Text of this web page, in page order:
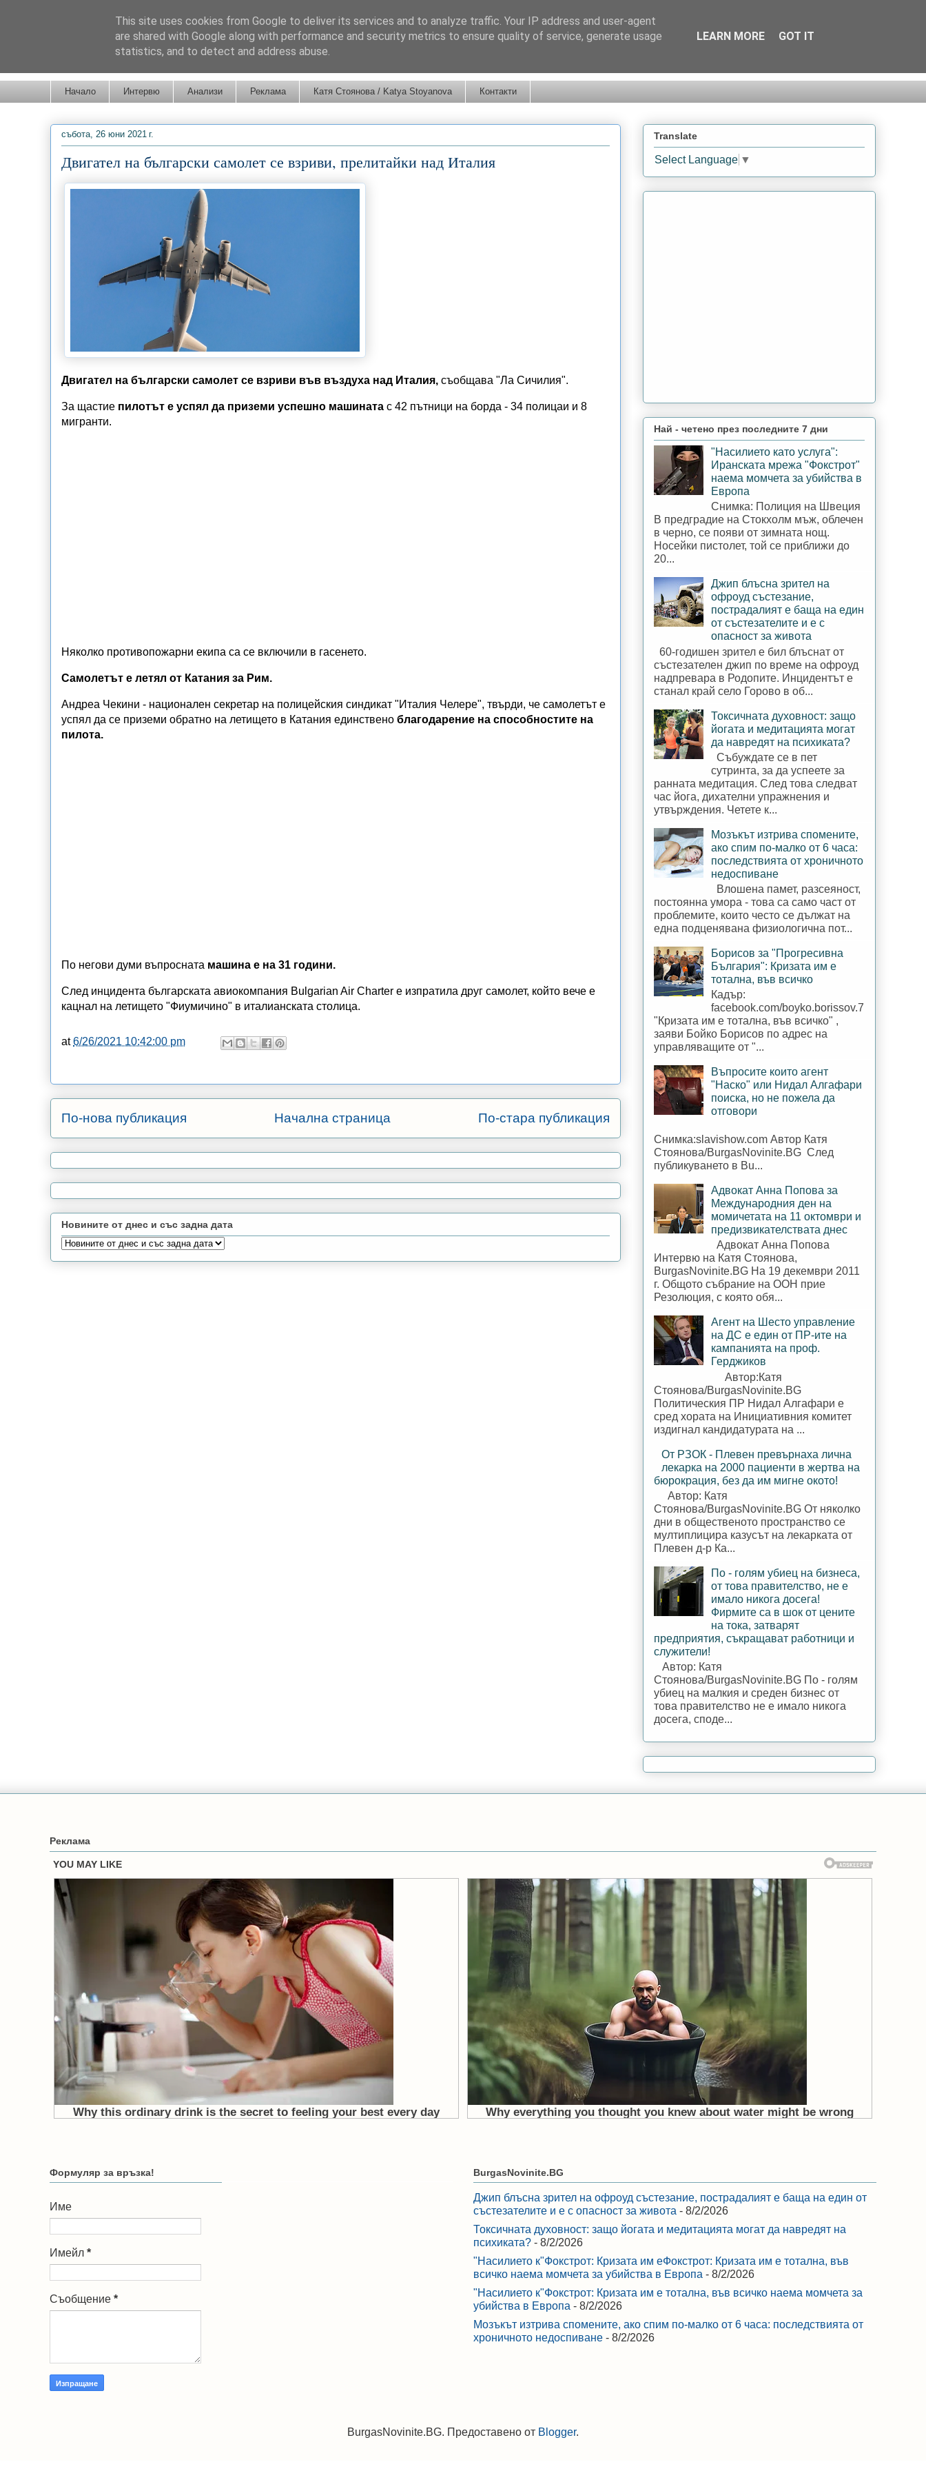
Начало Интервю Анализи Реклама Катя Стоянова / Katya Stoyanova Контакти
събота, 26 юни 2021 г.
Двигател на български самолет се взриви, прелитайки над Италия
Двигател на български самолет се взриви във въздуха над Италия, съобщава "Ла Сичилия".
За щастие пилотът е успял да приземи успешно машината с 42 пътници на борда - 34 полицаи и 8
мигранти.
Няколко противопожарни екипа са се включили в гасенето.
Самолетът е летял от Катания за Рим.
Андреа Чекини - национален секретар на полицейския синдикат "Италия Челере", твърди, че самолетът е
успял да се приземи обратно на летището в Катания единствено благодарение на способностите на
пилота.
По негови думи въпросната машина е на 31 години.
След инцидента българската авиокомпания Bulgarian Air Charter е изпратила друг самолет, който вече е
кацнал на летището "Фиумичино" в италианската столица.
at6/26/2021 10:42:00 pm
По-нова публикация По-стара публикация
Начална страница
Новините от днес и със задна дата
Translate
Select Language ▼
Най - четено през последните 7 дни
"Насилието като услуга":
Иранската мрежа "Фокстрот"
наема момчета за убийства в
Европа
Снимка: Полиция на Швеция
В предградие на Стокхолм мъж, облечен
в черно, се появи от зимната нощ.
Носейки пистолет, той се приближи до
20...
Джип блъсна зрител на
офроуд състезание,
пострадалият е баща на един
от състезателите и е с
опасност за живота
60-годишен зрител е бил блъснат от
състезателен джип по време на офроуд
надпревара в Родопите. Инцидентът е
станал край село Горово в об...
Токсичната духовност: защо
йогата и медитацията могат
да навредят на психиката?
Събуждате се в пет
сутринта, за да успеете за
ранната медитация. След това следват
час йога, дихателни упражнения и
утвърждения. Четете к...
Мозъкът изтрива спомените,
ако спим по-малко от 6 часа:
последствията от хроничното
недоспиване
Влошена памет, разсеяност,
постоянна умора - това са само част от
проблемите, които често се дължат на
една подценявана физиологична пот...
Борисов за "Прогресивна
България": Кризата им е
тотална, във всичко
Кадър:
facebook.com/boyko.borissov.7
"Кризата им е тотална, във всичко" ,
заяви Бойко Борисов по адрес на
управляващите от "...
Въпросите които агент
"Наско" или Нидал Алгафари
поиска, но не пожела да
отговори
Снимка:slavishow.com Автор Катя
Стоянова/BurgasNovinite.BG След
публикуването в Bu...
Адвокат Анна Попова за
Международния ден на
момичетата на 11 октомври и
предизвикателствата днес
Адвокат Анна Попова
Интервю на Катя Стоянова,
BurgasNovinite.BG На 19 декември 2011
г. Общото събрание на ООН прие
Резолюция, с която обя...
Агент на Шесто управление
на ДС е един от ПР-ите на
кампанията на проф.
Герджиков
Автор:Катя
Стоянова/BurgasNovinite.BG
Политическия ПР Нидал Алгафари е
сред хората на Инициативния комитет
издигнал кандидатурата на ...
От РЗОК - Плевен превърнаха лична
лекарка на 2000 пациенти в жертва на
бюрокрация, без да им мигне окото!
Автор: Катя
Стоянова/BurgasNovinite.BG От няколко
дни в общественото пространство се
мултиплицира казусът на лекарката от
Плевен д-р Ка...
По - голям убиец на бизнеса,
от това правителство, не е
имало никога досега!
Фирмите са в шок от цените
на тока, затварят
предприятия, съкращават работници и
служители!
Автор: Катя
Стоянова/BurgasNovinite.BG По - голям
убиец на малкия и среден бизнес от
това правителство не е имало никога
досега, споде...
Реклама
Формуляр за връзка!
Име
Имейл *
Съобщение *
BurgasNovinite.BG
Джип блъсна зрител на офроуд състезание, пострадалият е баща на един от
състезателите и е с опасност за живота - 8/2/2026
Токсичната духовност: защо йогата и медитацията могат да навредят на
психиката? - 8/2/2026
"Насилието к"Фокстрот: Кризата им еФокстрот: Кризата им е тотална, във
всичко наема момчета за убийства в Европа - 8/2/2026
"Насилието к"Фокстрот: Кризата им е тотална, във всичко наема момчета за
убийства в Европа - 8/2/2026
Мозъкът изтрива спомените, ако спим по-малко от 6 часа: последствията от
хроничното недоспиване - 8/2/2026
BurgasNovinite.BG. Предоставено от Blogger.
This site uses cookies from Google to deliver its services and to analyze traffic. Your IP address and user-agent
are shared with Google along with performance and security metrics to ensure quality of service, generate usage
statistics, and to detect and address abuse.
LEARN MORE GOT IT